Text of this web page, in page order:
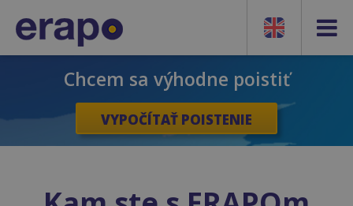
Chcem sa výhodne poistiť
VYPOČÍTAŤ POISTENIE